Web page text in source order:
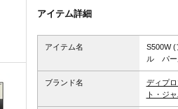
アイテム詳細
アイテム名
S500W
ル パー
ブランド名
ディプ
ト・ジ